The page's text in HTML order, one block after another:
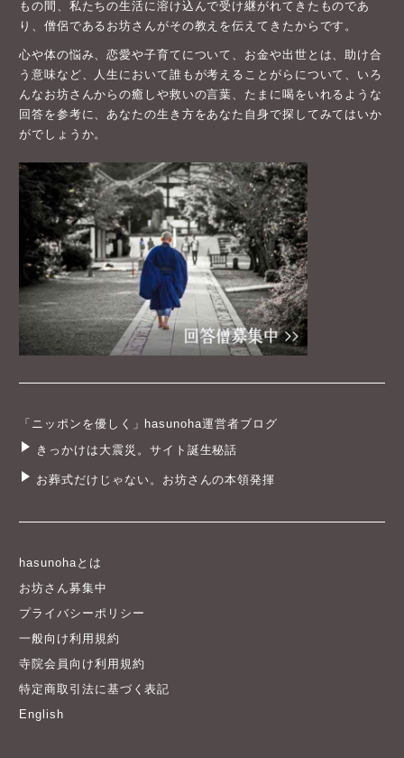
もの間、私たちの生活に溶け込んで受け継がれてきたものであ
り、僧侶であるお坊さんがその教えを伝えてきたからです。
心や体の悩み、恋愛や子育てについて、お金や出世とは、助け合
う意味など、人生において誰もが考えることがらについて、いろ
んなお坊さんからの癒しや救いの言葉、たまに喝をいれるような
回答を参考に、あなたの生き方をあなた自身で探してみてはいか
がでしょうか。
「ニッポンを優しく」hasunoha運営者ブログ
きっかけは大震災。サイト誕生秘話
お葬式だけじゃない。お坊さんの本領発揮
hasunohaとは
お坊さん募集中
プライバシーポリシー
一般向け利用規約
寺院会員向け利用規約
特定商取引法に基づく表記
English